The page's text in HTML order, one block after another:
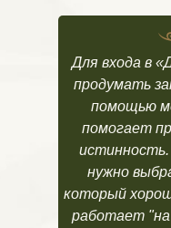
Для входа в
продумать
помощью
помогает
нужно
который
работает